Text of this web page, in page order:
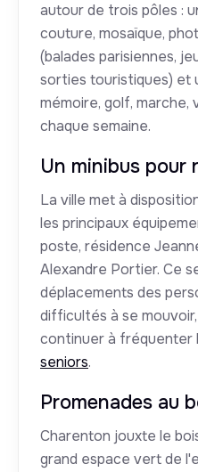
autour de trois pôles :
couture, mosaïque,
(balades parisiennes,
sorties touristiques) et
mémoire, golf, marche,
chaque semaine.
Un minibus pour
La ville met à
les principaux
poste, résidence
Alexandre Portier. Ce
déplacements des
difficultés à se
continuer à fréquenter
seniors.
Promenades au
Charenton jouxte le
grand espace vert de